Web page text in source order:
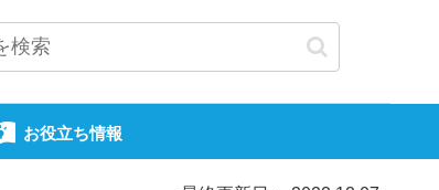
お役立ち情報